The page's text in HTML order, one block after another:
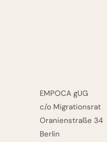
EMPOCA gUG
c/o Migrationsrat
Oranienstraße 34
Berlin